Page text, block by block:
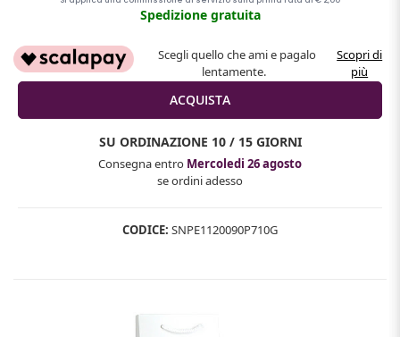
Spedizione gratuita
Scegli quello che ami e pagalo
lentamente.
Scopri di
più
SU ORDINAZIONE 10 / 15 GIORNI
Consegna entro Mercoledi 26 agosto
se ordini adesso
CODICE: SNPE1120090P710G